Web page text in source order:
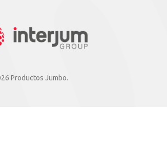
Productos Jumbo.